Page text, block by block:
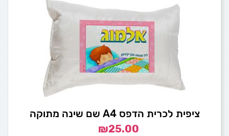
ציפית לכרית הדפס A4 שם שינה מתוקה
₪25.00